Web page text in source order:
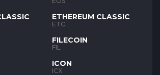
ETHEREUM CLASSIC
ETC
FILECOIN
FIL
ICON
ICX